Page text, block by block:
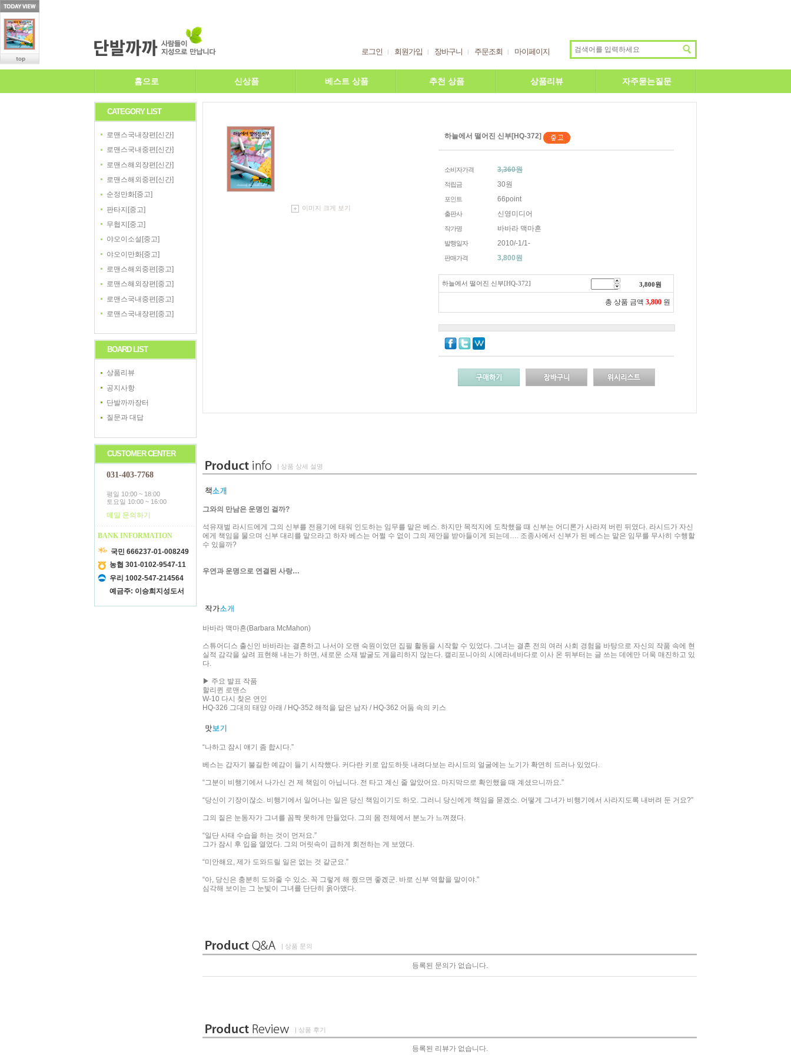
로그인 회원가입 장바구니 주문조회 마이페이지
홈으로 신상품 베스트 상품 추천 상품 상품리뷰 자주묻는질문
CATEGORY LIST
로맨스국내장편[신간]
로맨스국내중편[신간]
로맨스해외장편[신간]
로맨스해외중편[신간]
순정만화[중고]
판타지[중고]
무협지[중고]
야오이소설[중고]
야오이만화[중고]
로맨스해외중편[중고]
로맨스해외장편[중고]
로맨스국내중편[중고]
로맨스국내장편[중고]
BOARD LIST
상품리뷰
공지사항
단발까까장터
질문과 대답
CUSTOMER CENTER
031-403-7768
평일 10:00 ~ 18:00
토요일 10:00 ~ 16:00
메일 문의하기
BANK INFORMATION
국민 666237-01-008249
농협 301-0102-9547-11
우리 1002-547-214564
예금주: 이승희지성도서
이미지 크게 보기
하늘에서 떨어진 신부[HQ-372]
소비자가격 3,360원
적립금 30원
포인트 66point
출판사 신영미디어
작가명 바바라 맥마흔
발행일자 2010/-1/1-
판매가격 3,800원
하늘에서 떨어진 신부[HQ-372] 3,800원
총 상품 금액 3,800 원
| 상품 상세 설명
그와의 만남은 운명인 걸까?
석유재벌 라시드에게 그의 신부를 전용기에 태워 인도하는 임무를 맡은 베스. 하지만 목적지에 도착했을 때 신부는 어디론가 사라져 버린 뒤였다. 라시드가 자신
에게 책임을 물으며 신부 대리를 맡으라고 하자 베스는 어쩔 수 없이 그의 제안을 받아들이게 되는데…. 조종사에서 신부가 된 베스는 맡은 임무를 무사히 수행할
수 있을까?
우연과 운명으로 연결된 사랑…
바바라 맥마흔(Barbara McMahon)
스튜어디스 출신인 바바라는 결혼하고 나서야 오랜 숙원이었던 집필 활동을 시작할 수 있었다. 그녀는 결혼 전의 여러 사회 경험을 바탕으로 자신의 작품 속에 현
실적 감각을 살려 표현해 내는가 하면, 새로운 소재 발굴도 게을리하지 않는다. 캘리포니아의 시에라네바다로 이사 온 뒤부터는 글 쓰는 데에만 더욱 매진하고 있
다.
▶ 주요 발표 작품
할리퀸 로맨스
W-10 다시 찾은 연인
HQ-326 그대의 태양 아래 / HQ-352 해적을 닮은 남자 / HQ-362 어둠 속의 키스
“나하고 잠시 얘기 좀 합시다.”
베스는 갑자기 불길한 예감이 들기 시작했다. 커다란 키로 압도하듯 내려다보는 라시드의 얼굴에는 노기가 확연히 드러나 있었다.
“그분이 비행기에서 나가신 건 제 책임이 아닙니다. 전 타고 계신 줄 알았어요. 마지막으로 확인했을 때 계셨으니까요.”
“당신이 기장이잖소. 비행기에서 일어나는 일은 당신 책임이기도 하오. 그러니 당신에게 책임을 묻겠소. 어떻게 그녀가 비행기에서 사라지도록 내버려 둔 거요?”
그의 짙은 눈동자가 그녀를 꼼짝 못하게 만들었다. 그의 몸 전체에서 분노가 느껴졌다.
“일단 사태 수습을 하는 것이 먼저요.”
그가 잠시 후 입을 열었다. 그의 머릿속이 급하게 회전하는 게 보였다.
“미안해요, 제가 도와드릴 일은 없는 것 같군요.”
“아, 당신은 충분히 도와줄 수 있소. 꼭 그렇게 해 줬으면 좋겠군. 바로 신부 역할을 말이야.”
심각해 보이는 그 눈빛이 그녀를 단단히 옭아맸다.
| 상품 문의
등록된 문의가 없습니다.
| 상품 후기
등록된 리뷰가 없습니다.